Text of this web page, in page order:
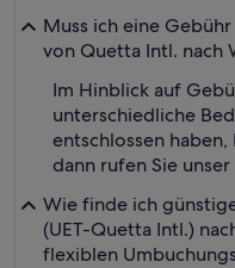
Muss ich eine
von Quetta Intl. nach
Im Hinblick auf
unterschiedliche
entschlossen
dann rufen Sie unser
Wie finde ich
(UET-Quetta Intl.)
flexiblen